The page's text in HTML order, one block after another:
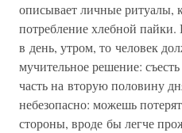
описывает личные ритуалы,
потребление хлебной пайки.
в день, утром, то человек
мучительное решение:
часть на вторую половину
небезопасно: можешь
стороны, вроде бы легче